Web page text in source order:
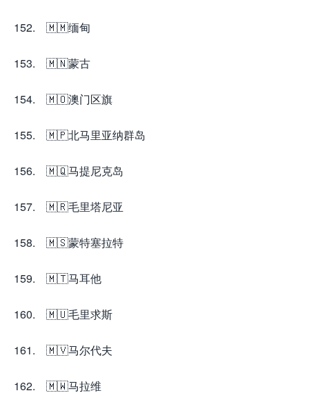
152. 🇲🇲缅甸
153. 🇲🇳蒙古
154. 🇲🇴澳门区旗
155. 🇲🇵北马里亚纳群岛
156. 🇲🇶马提尼克岛
157. 🇲🇷毛里塔尼亚
158. 🇲🇸蒙特塞拉特
159. 🇲🇹马耳他
160. 🇲🇺毛里求斯
161. 🇲🇻马尔代夫
162. 🇲🇼马拉维